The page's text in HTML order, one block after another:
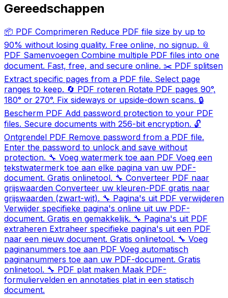
Gereedschappen
📦 PDF Comprimeren Reduce PDF file size by up to
90% without losing quality. Free online, no signup. 📎
PDF Samenvoegen Combine multiple PDF files into one
document. Fast, free, and secure online. ✂️ PDF splitsen
Extract specific pages from a PDF file. Select page
ranges to keep. 🔄 PDF roteren Rotate PDF pages 90°,
180° or 270°. Fix sideways or upside-down scans. 🔒
Bescherm PDF Add password protection to your PDF
files. Secure documents with 256-bit encryption. 🔓
Ontgrendel PDF Remove password from a PDF file.
Enter the password to unlock and save without
protection. 🔧 Voeg watermerk toe aan PDF Voeg een
tekstwatermerk toe aan elke pagina van uw PDF-
document. Gratis onlinetool. 🔧 Converteer PDF naar
grijswaarden Converteer uw kleuren-PDF gratis naar
grijswaarden (zwart-wit). 🔧 Pagina's uit PDF verwijderen
Verwijder specifieke pagina's online uit uw PDF-
document. Gratis en gemakkelijk. 🔧 Pagina's uit PDF
extraheren Extraheer specifieke pagina's uit een PDF
naar een nieuw document. Gratis onlinetool. 🔧 Voeg
paginanummers toe aan PDF Voeg automatisch
paginanummers toe aan uw PDF-document. Gratis
onlinetool. 🔧 PDF plat maken Maak PDF-
formuliervelden en annotaties plat in een statisch
document.